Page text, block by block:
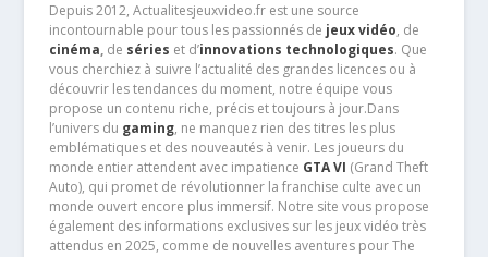
Depuis 2012, Actualitesjeuxvideo.fr est une source
incontournable pour tous les passionnés de jeux vidéo, de
cinéma,de séries et d’innovations technologiques. Que
vous cherchiez à suivre l’actualité des grandes licences ou à
découvrir les tendances du moment, notre équipe vous
propose un contenu riche, précis et toujours à jour.Dans
l’univers du gaming, ne manquez rien des titres les plus
emblématiques et des nouveautés à venir. Les joueurs du
monde entier attendent avec impatience GTA VI (Grand Theft
Auto), qui promet de révolutionner la franchise culte avec un
monde ouvert encore plus immersif. Notre site vous propose
également des informations exclusives sur les jeux vidéo très
attendus en 2025, comme de nouvelles aventures pour The